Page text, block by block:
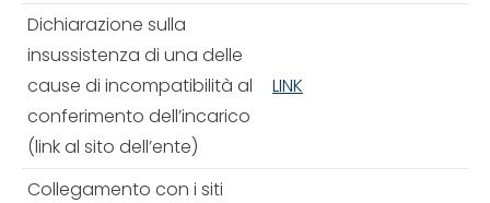
Dichiarazione sulla
insussistenza di una delle
cause di incompatibilità al
conferimento dell’incarico
(link al sito dell’ente)
LINK
Collegamento con i siti